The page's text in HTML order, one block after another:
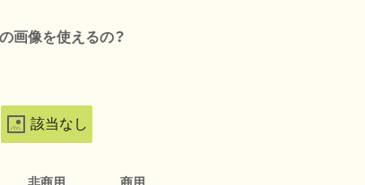
画像を使えるの？
該当なし